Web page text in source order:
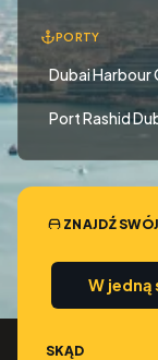
PORTY
Dubai Harbour
Port Rashid
ZNAJDŹ
W jedną
SKĄD